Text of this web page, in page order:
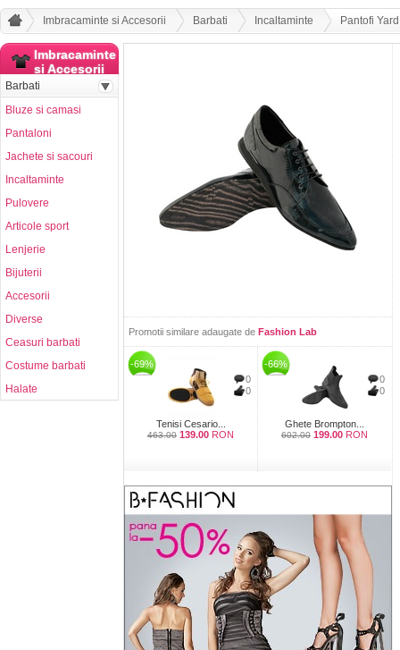
Imbracaminte si Accesorii Barbati Incaltaminte Pantofi Yard
Promotii similare adaugate de Fashion Lab
-69%
0
0
Tenisi Cesario...
463.00 139.00 RON
-66%
0
0
Ghete Brompton...
602.00 199.00 RON
Imbracaminte
si Accesorii
Barbati
Bluze si camasi
Pantaloni
Jachete si sacouri
Incaltaminte
Pulovere
Articole sport
Lenjerie
Bijuterii
Accesorii
Diverse
Ceasuri barbati
Costume barbati
Halate